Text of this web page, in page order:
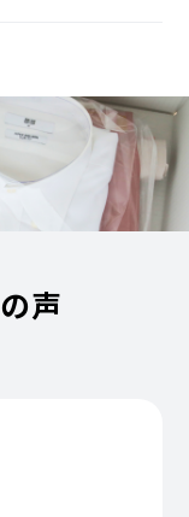
声